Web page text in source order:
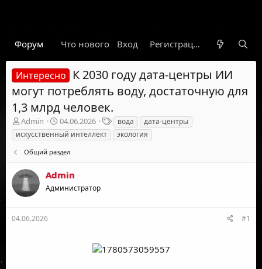
Форум Что нового Гарант Новости
Вход Регистрация
Интересно
К 2030 году дата-центры ИИ
могут потреблять воду, достаточную для
1,3 млрд человек.
А
в
т
о
р
т
е
м
Admin
Д
а
т
а
н
а
а
04.06.2026
Т
е
г
вода
дата-центры
искусственный интеллект
экология
Общий раздел
Admin
Администратор
04.06.2026 #1